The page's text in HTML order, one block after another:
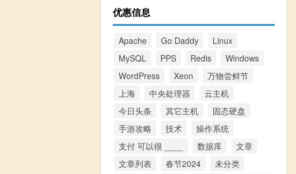
优惠信息
Apache Go Daddy
Linux
MySQL
PPS Redis
Windows
WordPress
Xeon
万物尝鲜节
上海
中央处理器
云主机
今日头条
其它主机
固态硬盘
手游攻略
技术
操作系统
支付 可以很 ____
数据库
文章
文章列表
春节2024
未分类